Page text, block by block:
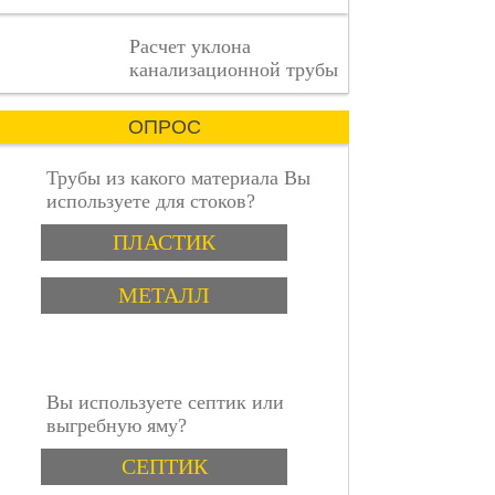
пошаговая инструкция
деталь
Расчет уклона
канализационной трубы
ОПРОС
Трубы из какого материала Вы
используете для стоков?
ВариантыПЛАСТИК
МЕТАЛЛ
Вы используете септик или
выгребную яму?
ВариантыСЕПТИК